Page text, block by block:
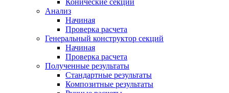
Конические секции
Анализ
Начиная
Проверка расчета
Генеральный конструктор секций
Начиная
Проверка расчета
Полученные результаты
Стандартные результаты
Композитные результаты